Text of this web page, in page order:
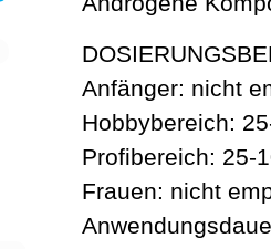
Anfänger: nicht
Hobbybereich:
Profibereich: 25-
Frauen: nicht